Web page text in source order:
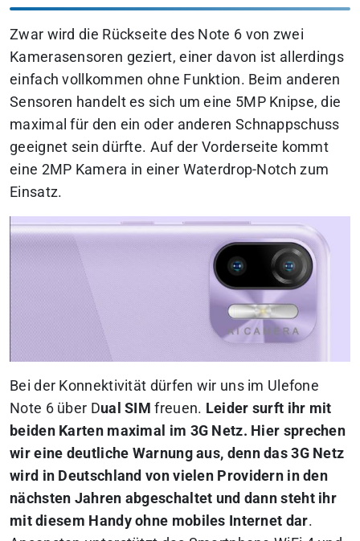
Zwar wird die Rückseite des Note 6 von zwei
Kamerasensoren geziert, einer davon ist allerdings
einfach vollkommen ohne Funktion. Beim anderen
Sensoren handelt es sich um eine 5MP Knipse, die
maximal für den ein oder anderen Schnappschuss
geeignet sein dürfte. Auf der Vorderseite kommt
eine 2MP Kamera in einer Waterdrop-Notch zum
Einsatz.
Bei der Konnektivität dürfen wir uns im Ulefone
Note 6 über Dual SIM freuen. Leider surft ihr mit
beiden Karten maximal im 3G Netz. Hier sprechen
wir eine deutliche Warnung aus, denn das 3G Netz
wird in Deutschland von vielen Providern in den
nächsten Jahren abgeschaltet und dann steht ihr
mit diesem Handy ohne mobiles Internet dar.